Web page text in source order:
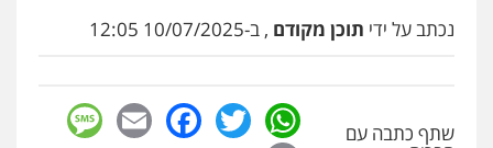
משפחה גישור
0507206063
נכתב על ידי תוכן מקודם , ב-10/07/2025 12:05
שתף כתבה עם WhatsApp
Twitter
Facebook
Email